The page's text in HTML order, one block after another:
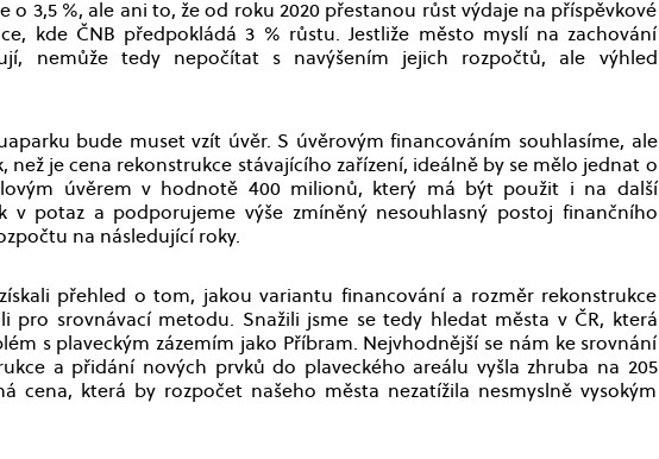
o 3,5 %, ale ani to, že od roku 2020 přestanou růst výdaje na příspěvkové
kde ČNB předpokládá 3 % růstu. Jestliže město myslí na zachování
nemůže tedy nepočítat s navýšením jejich rozpočtů, ale výhled
bude muset vzít úvěr. S úvěrovým financováním souhlasíme, ale
než je cena rekonstrukce stávajícího zařízení, ideálně by se mělo jednat o
úvěrem v hodnotě 400 milionů, který má být použit i na další
v potaz a podporujeme výše zmíněný nesouhlasný postoj finančního
na následující roky.
přehled o tom, jakou variantu financování a rozměr rekonstrukce
pro srovnávací metodu. Snažili jsme se tedy hledat města v ČR, která
s plaveckým zázemím jako Příbram. Nejvhodnější se nám ke srovnání
a přidání nových prvků do plaveckého areálu vyšla zhruba na 205
cena, která by rozpočet našeho města nezatížila nesmyslně vysokým